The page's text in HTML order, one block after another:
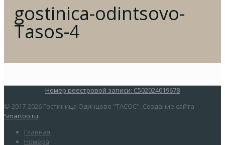
gostinica-odintsovo-
Tasos-4
Номер реестровой записи: С502024019678
© 2017-2026 Гостиница Одинцово "ТАСОС". Создание сайта
Smartoo.ru.
Главная
Номера